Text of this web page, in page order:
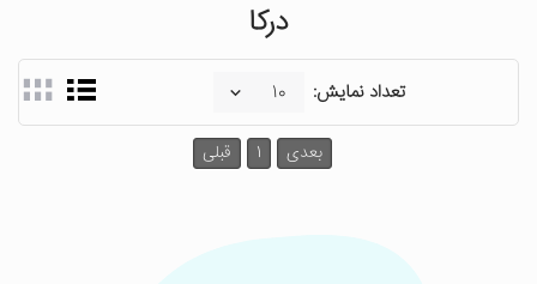
درکا
تعداد نمایش:
قبلی 1 بعدی